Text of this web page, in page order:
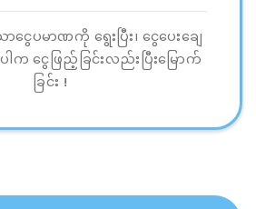
ေပမာဏကို ရွေးပြီး၊ ငွေပေးချေ
က ငွေဖြည့်ခြင်းလည်းပြီးမြောက်
ခြင်း！